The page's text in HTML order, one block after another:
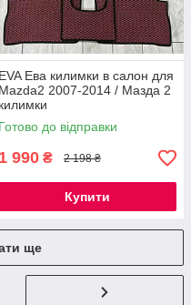
EVA Ева килимки в салон для
Mazda2 2007-2014 / Мазда 2
килимки
Готово до відправки
1 990 ₴ 2 198 ₴
Купити
ще